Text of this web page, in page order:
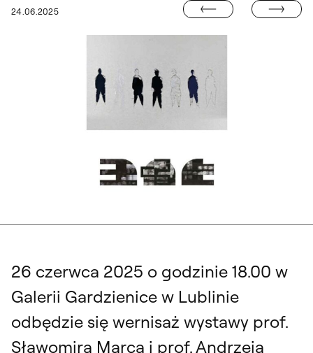
24.06.2025
PRESENT/VINTAGE. WYSTAWA RETROSPEKTYWNA
26 czerwca 2025 o godzinie 18.00 w
Galerii Gardzienice w Lublinie
odbędzie się wernisaż wystawy prof.
Sławomira Marca i prof. Andrzeja